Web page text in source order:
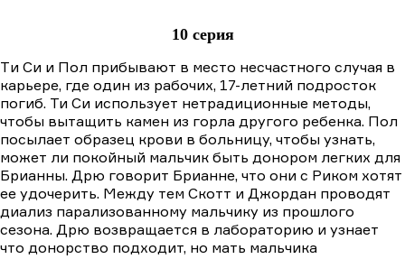
10 серия
Tи Cи и Пол прибывают в место несчастного случая в
карьере, где один из рабочих, 17-летний подросток
погиб. Ти Си использует нетрадиционные методы,
чтобы вытащить камен из горла другого ребенка. Пол
посылает образец крови в больницу, чтобы узнать,
может ли покойный мальчик быть донором легких для
Брианны. Дрю говорит Брианне, что они с Риком хотят
ее удочерить. Между тем Скотт и Джордан проводят
диализ парализованному мальчику из прошлого
сезона. Дрю возвращается в лабораторию и узнает
что донорство подходит, но мать мальчика